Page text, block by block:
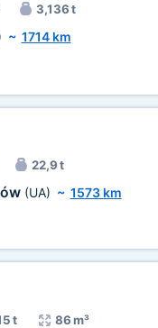
3,136 t
~ 1714 km
22,9 t
(UA) ~ 1573 km
t 86 m³